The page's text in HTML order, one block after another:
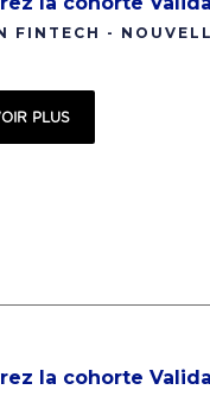
FINTECH -
PLUS
la cohorte